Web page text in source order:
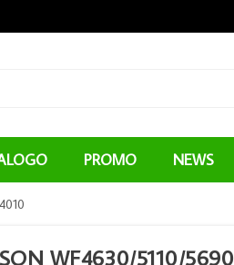
PROMO NEWS
WF4630/5110/